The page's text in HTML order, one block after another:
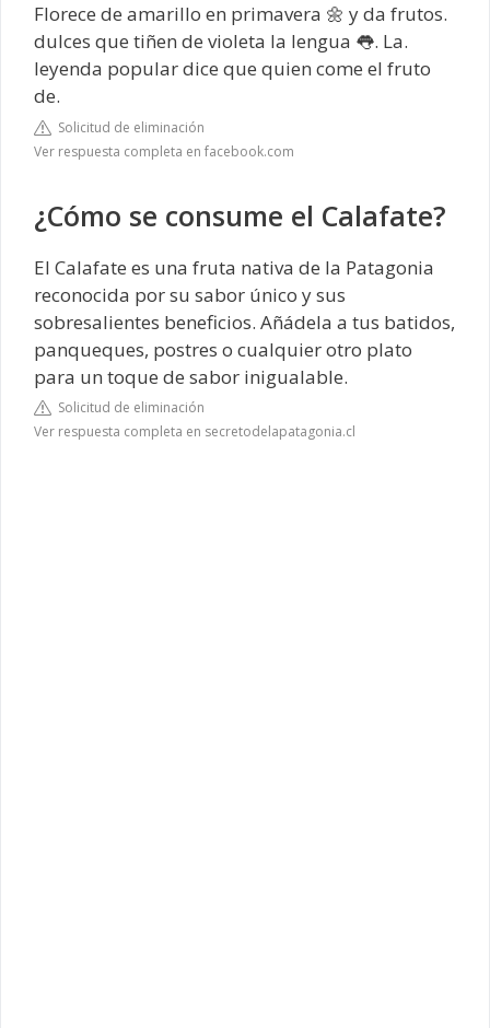
Florece de amarillo en primavera 🌼 y da frutos.
dulces que tiñen de violeta la lengua 👅. La.
leyenda popular dice que quien come el fruto
de.
Solicitud de eliminación
Ver respuesta completa en facebook.com
¿Cómo se consume el Calafate?
El Calafate es una fruta nativa de la Patagonia
reconocida por su sabor único y sus
sobresalientes beneficios. Añádela a tus batidos,
panqueques, postres o cualquier otro plato
para un toque de sabor inigualable.
Solicitud de eliminación
Ver respuesta completa en secretodelapatagonia.cl